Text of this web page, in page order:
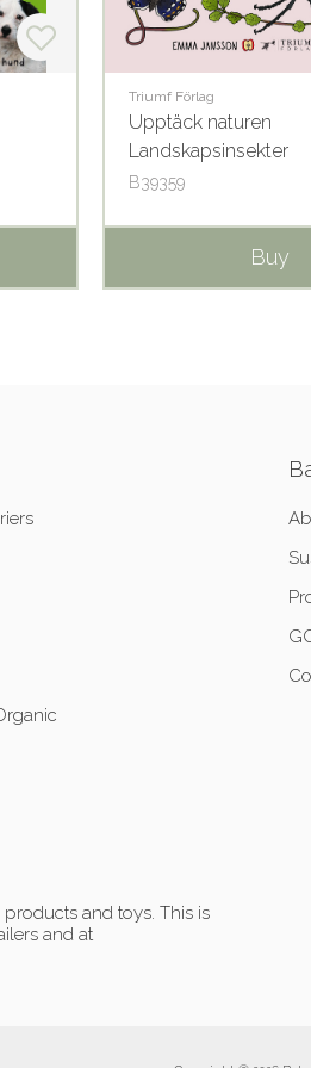
Triumf Förlag
Upptäck naturen
Landskapsinsekter
B39359
Buy
and toys. This is
and at